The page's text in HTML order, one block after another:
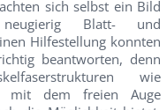
sich selbst ein Bild
Blatt- und
Hilfestellung konnten
beantworten, denn
wie
mit dem freien Auge